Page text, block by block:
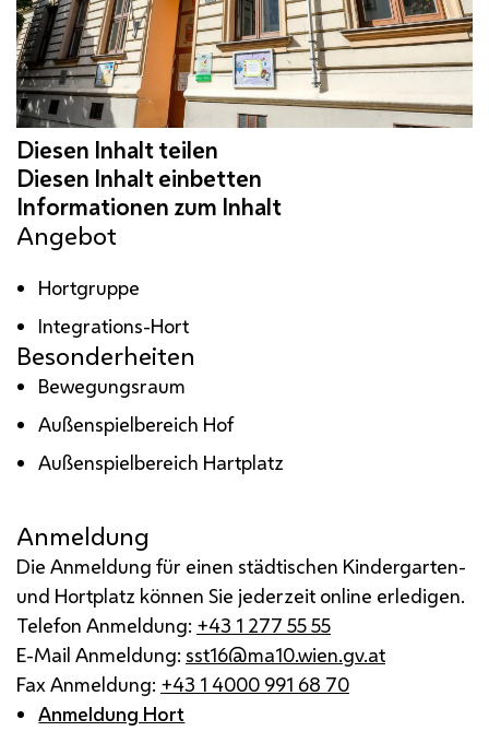
Angebot
Hortgruppe
Integrations-Hort
Besonderheiten
Bewegungsraum
Außenspielbereich Hof
Außenspielbereich Hartplatz
Anmeldung
Die Anmeldung für einen städtischen Kindergarten-
und Hortplatz können Sie jederzeit online erledigen.
Telefon Anmeldung: +43 1 277 55 55
E-Mail Anmeldung: sst16@ma10.wien.gv.at
Fax Anmeldung: +43 1 4000 991 68 70
Anmeldung Hort